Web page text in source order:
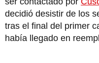
decidió desistir de los
tras el final del primer
había llegado en